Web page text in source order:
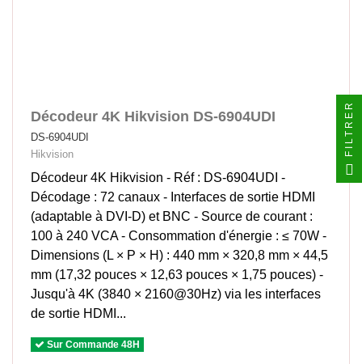
Décodeur 4K Hikvision DS-6904UDI
DS-6904UDI
Hikvision
Décodeur 4K Hikvision - Réf : DS-6904UDI -
Décodage : 72 canaux - Interfaces de sortie HDMI
(adaptable à DVI-D) et BNC - Source de courant :
100 à 240 VCA - Consommation d'énergie : ≤ 70W -
Dimensions (L × P × H) : 440 mm × 320,8 mm × 44,5
mm (17,32 pouces × 12,63 pouces × 1,75 pouces) -
Jusqu'à 4K (3840 × 2160@30Hz) via les interfaces
de sortie HDMI...
Sur Commande 48H
FILTRER